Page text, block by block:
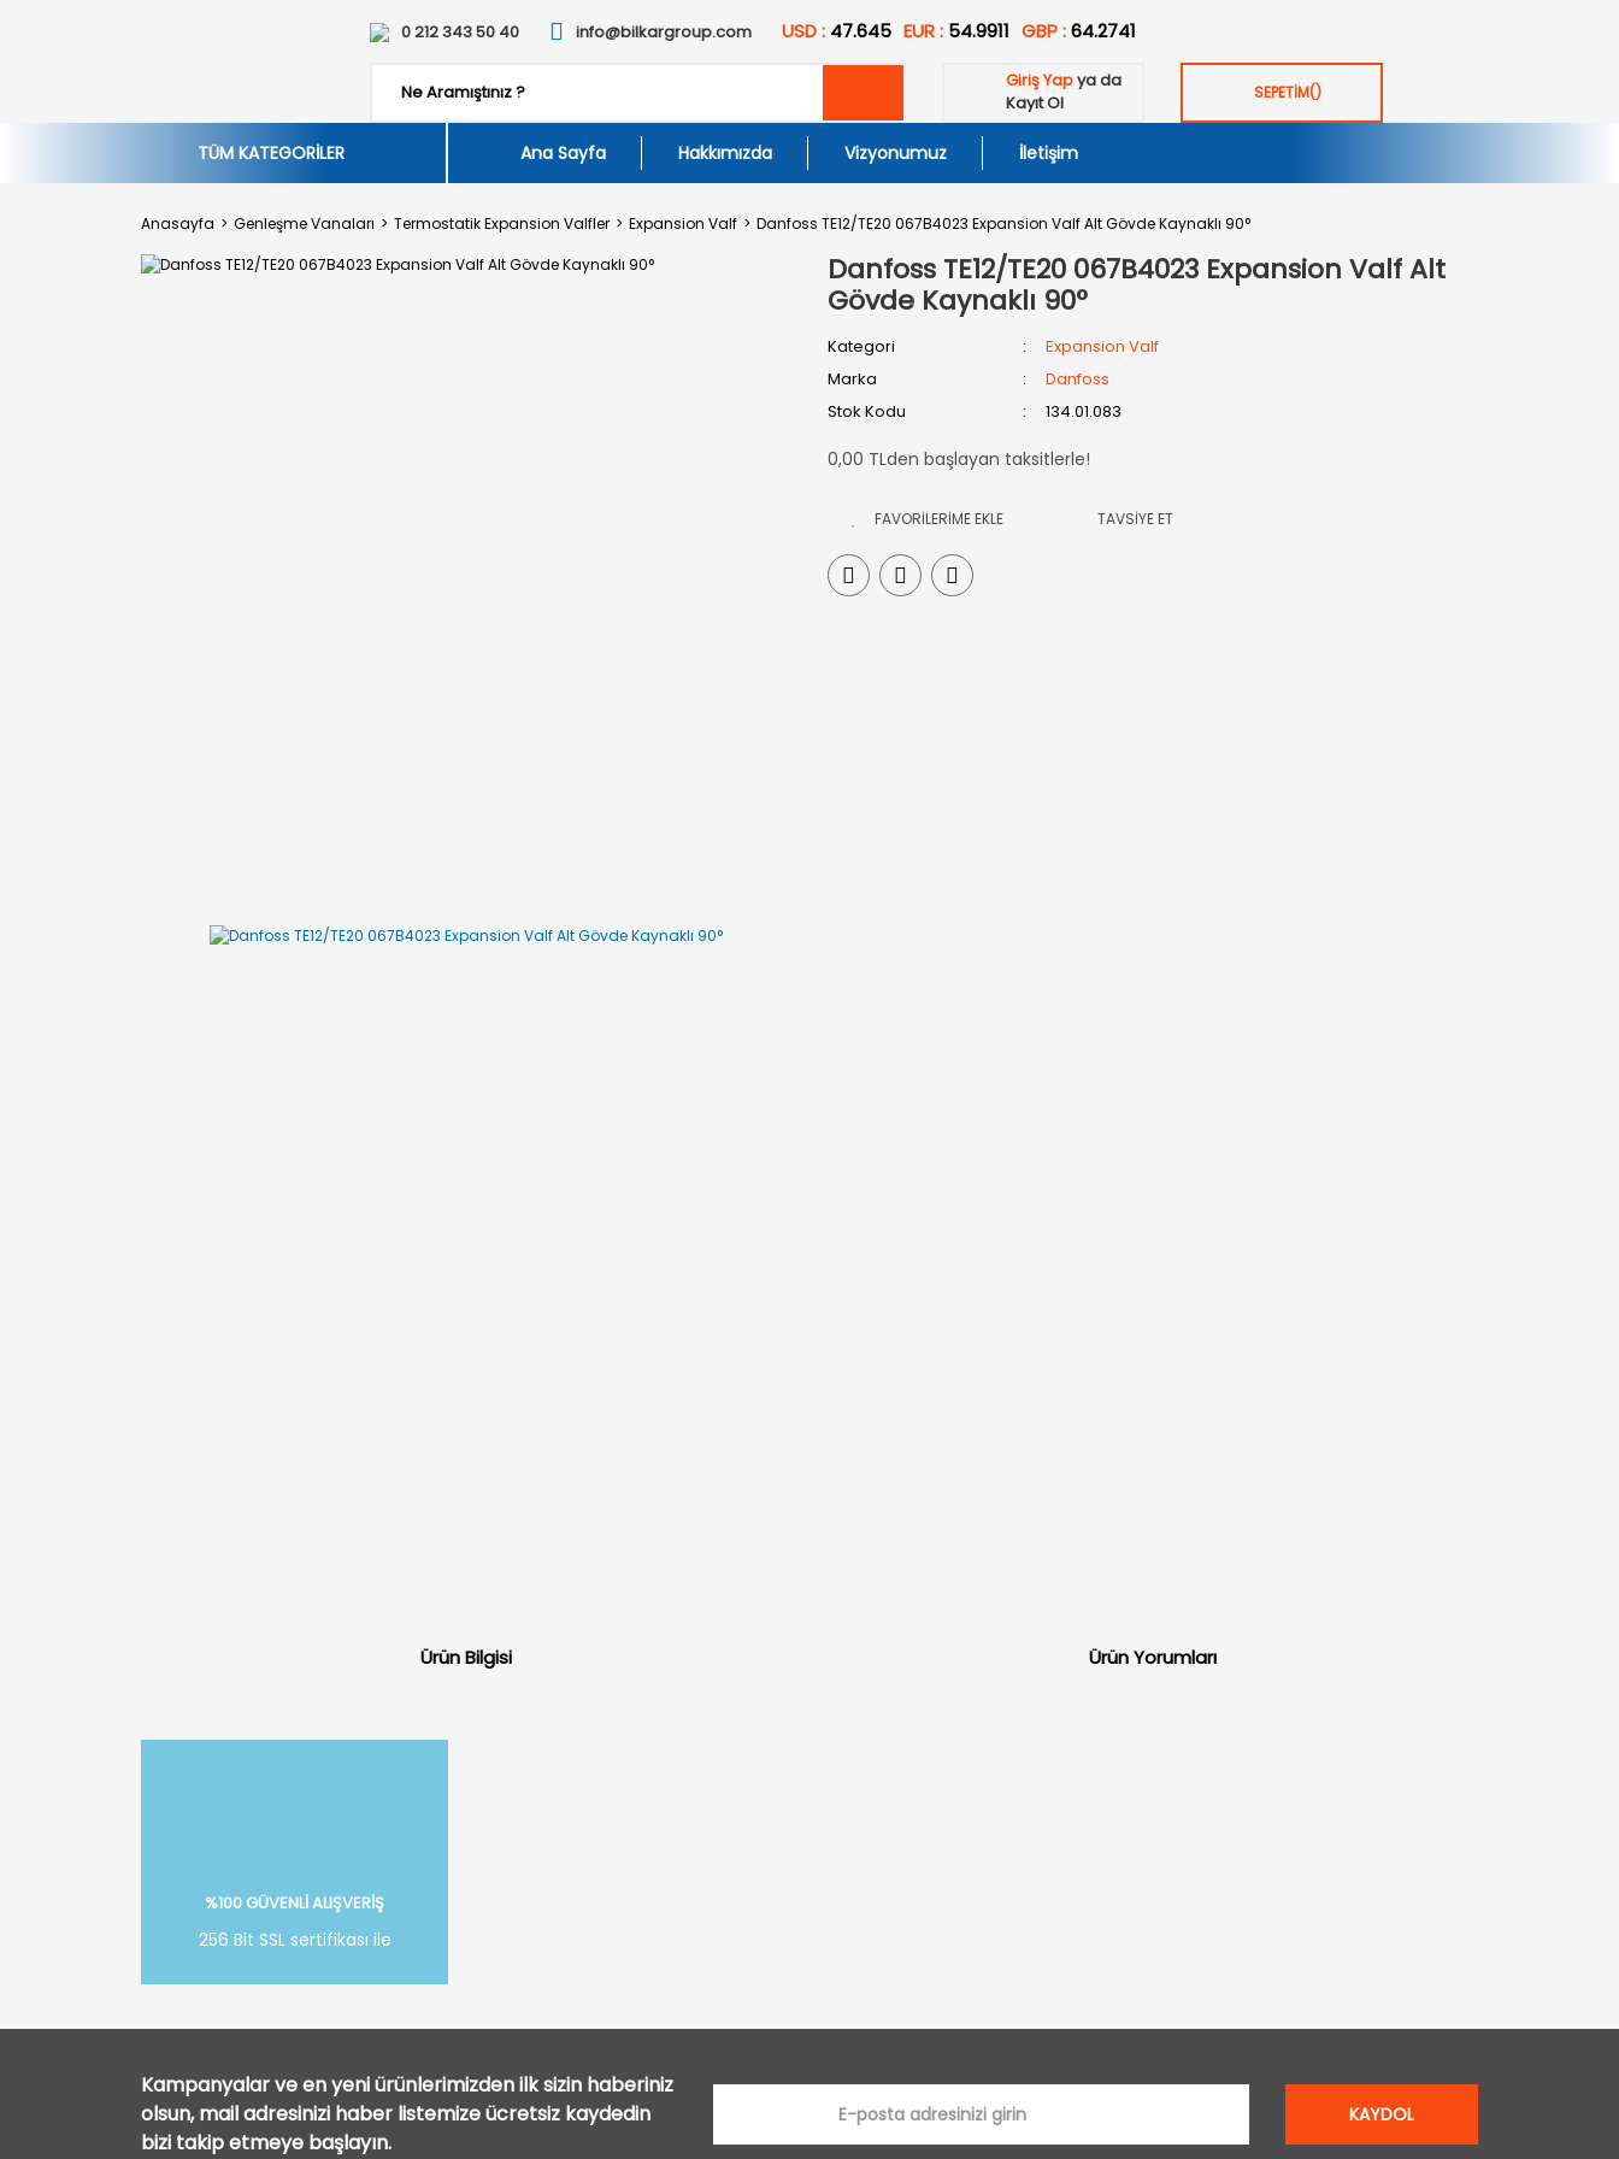
0 212 343 50 40 info@bilkargroup.com USD : 47.645 EUR : 54.9911 GBP :64.2741
Giriş Yapya da
Kayıt Ol
SEPETİM()
TÜM KATEGORİLER Ana Sayfa Hakkımızda Vizyonumuz İletişim
Anasayfa Genleşme Vanaları Termostatik Expansion Valfler Expansion Valf Danfoss TE12/TE20 067B4023 Expansion Valf Alt Gövde Kaynaklı 90°
Danfoss TE12/TE20 067B4023 Expansion Valf Alt
Gövde Kaynaklı 90°
Kategori
Expansion Valf
Marka
Danfoss
Stok Kodu
134.01.083
0,00 TLden başlayan taksitlerle!
TAVSİYE ET
Ürün Bilgisi Ürün Yorumları
%100 GÜVENLİ ALIŞVERİŞ
256 Bit SSL sertifikası ile
Kampanyalar ve en yeni ürünlerimizden ilk sizin haberiniz
olsun, mail adresinizi haber listemize ücretsiz kaydedin
bizi takip etmeye başlayın.
KAYDOL